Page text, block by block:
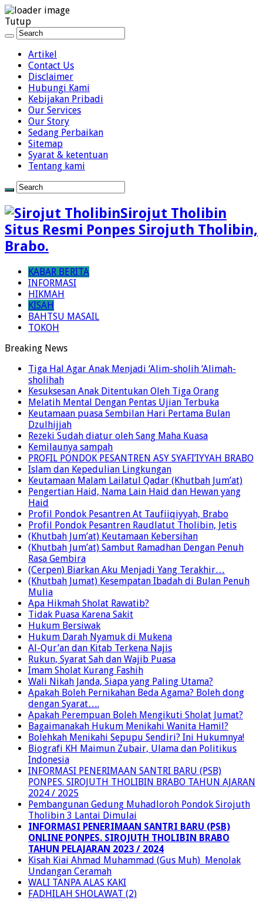
Close
Tutup
Artikel
Contact Us
Disclaimer
Hubungi Kami
Kebijakan Pribadi
Our Services
Our Story
Sedang Perbaikan
Sitemap
Syarat & ketentuan
Tentang kami
Sirojut Tholibin
Situs Resmi Ponpes Sirojuth Tholibin,
Brabo.
KABAR BERITA
INFORMASI
HIKMAH
KISAH
BAHTSU MASAIL
TOKOH
Breaking News
Tiga Hal Agar Anak Menjadi ‘Alim-sholih ‘Alimah-
sholihah
Kesuksesan Anak Ditentukan Oleh Tiga Orang
Melatih Mental Dengan Pentas Ujian Terbuka
Keutamaan puasa Sembilan Hari Pertama Bulan
Dzulhijjah
Rezeki Sudah diatur oleh Sang Maha Kuasa
Kemilaunya sampah
PROFIL PONDOK PESANTREN ASY SYAFI’IYYAH BRABO
Islam dan Kepedulian Lingkungan
Keutamaan Malam Lailatul Qadar (Khutbah Jum’at)
Pengertian Haid, Nama Lain Haid dan Hewan yang
Haid
Profil Pondok Pesantren At Taufiiqiyyah, Brabo
Profil Pondok Pesantren Raudlatut Tholibin, Jetis
(Khutbah Jum’at) Keutamaan Kebersihan
(Khutbah Jum’at) Sambut Ramadhan Dengan Penuh
Rasa Gembira
(Cerpen) Biarkan Aku Menjadi Yang Terakhir…
(Khutbah Jumat) Kesempatan Ibadah di Bulan Penuh
Mulia
Apa Hikmah Sholat Rawatib?
Tidak Puasa Karena Sakit
Hukum Bersiwak
Hukum Darah Nyamuk di Mukena
Al-Qur’an dan Kitab Terkena Najis
Rukun, Syarat Sah dan Wajib Puasa
Imam Sholat Kurang Fashih
Wali Nikah Janda, Siapa yang Paling Utama?
Apakah Boleh Pernikahan Beda Agama? Boleh dong
dengan Syarat….
Apakah Perempuan Boleh Mengikuti Sholat Jumat?
Bagaimanakah Hukum Menikahi Wanita Hamil?
Bolehkah Menikahi Sepupu Sendiri? Ini Hukumnya!
Biografi KH Maimun Zubair, Ulama dan Politikus
Indonesia
INFORMASI PENERIMAAN SANTRI BARU (PSB)
PONPES. SIROJUTH THOLIBIN BRABO TAHUN AJARAN
2024 / 2025
Pembangunan Gedung Muhadloroh Pondok Sirojuth
Tholibin 3 Lantai Dimulai
INFORMASI PENERIMAAN SANTRI BARU (PSB)
ONLINE PONPES. SIROJUTH THOLIBIN BRABO
TAHUN PELAJARAN 2023 / 2024
Kisah Kiai Ahmad Muhammad (Gus Muh) Menolak
Undangan Ceramah
WALI TANPA ALAS KAKI
FADHILAH SHOLAWAT (2)